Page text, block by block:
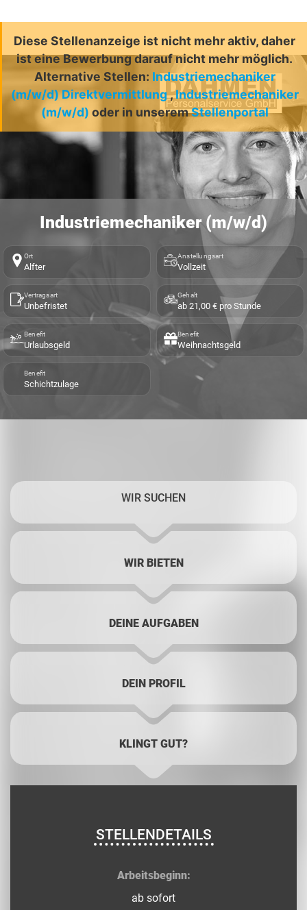
Diese Stellenanzeige ist nicht mehr aktiv, daher
ist eine Bewerbung darauf nicht mehr möglich.
Alternative Stellen: Industriemechaniker
(m/w/d) Direktvermittlung,Industriemechaniker
(m/w/d) oder in unseremStellenportal
Industriemechaniker (m/w/d)
Ort
Alfter
Anstellungsart
Vollzeit
Vertragsart
Unbefristet
Gehalt
ab 21,00 € pro Stunde
Benefit
Urlaubsgeld
Benefit
Weihnachtsgeld
Benefit
Schichtzulage
WIR SUCHEN
WIR BIETEN
DEINE AUFGABEN
DEIN PROFIL
KLINGT GUT?
STELLENDETAILS
Arbeitsbeginn:
ab sofort